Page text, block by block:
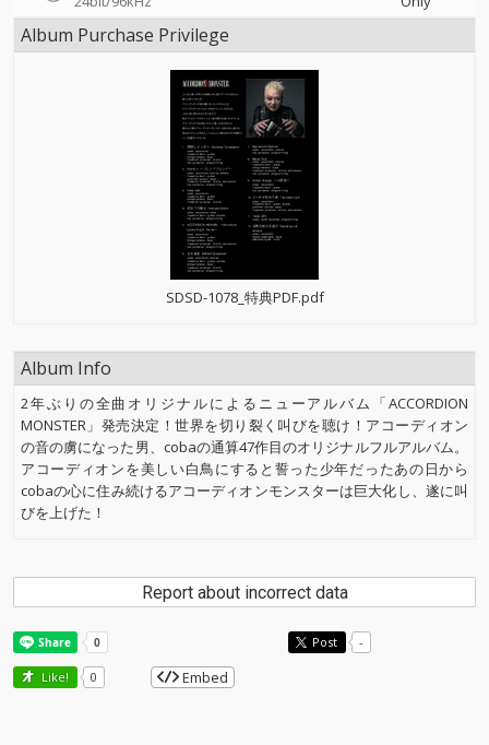
Album Purchase Privilege
SDSD-1078_特典PDF.pdf
Album Info
2年ぶりの全曲オリジナルによるニューアルバム「ACCORDION
MONSTER」発売決定！世界を切り裂く叫びを聴け！アコーディオン
の音の虜になった男、cobaの通算47作目のオリジナルフルアルバム。
アコーディオンを美しい白鳥にすると誓った少年だったあの日から
cobaの心に住み続けるアコーディオンモンスターは巨大化し、遂に叫
びを上げた！
Report about incorrect data
Post -
Like! 0 Embed